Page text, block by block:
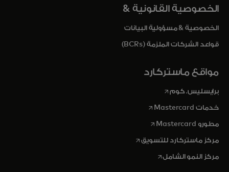
الخصوصية القانونية &
الخصوصية & مسؤولية البيانات
قواعد الشركات الملزمة (BCRs)
مواقع ماستركارد
برايسليس. كومopens in a new tab
خدمات Mastercard opens in a new tab
مطورو Mastercard opens in a new tab
مركز ماستركارد للتسويقopens in a new tab
مركز النمو الشاملopens in a new tab